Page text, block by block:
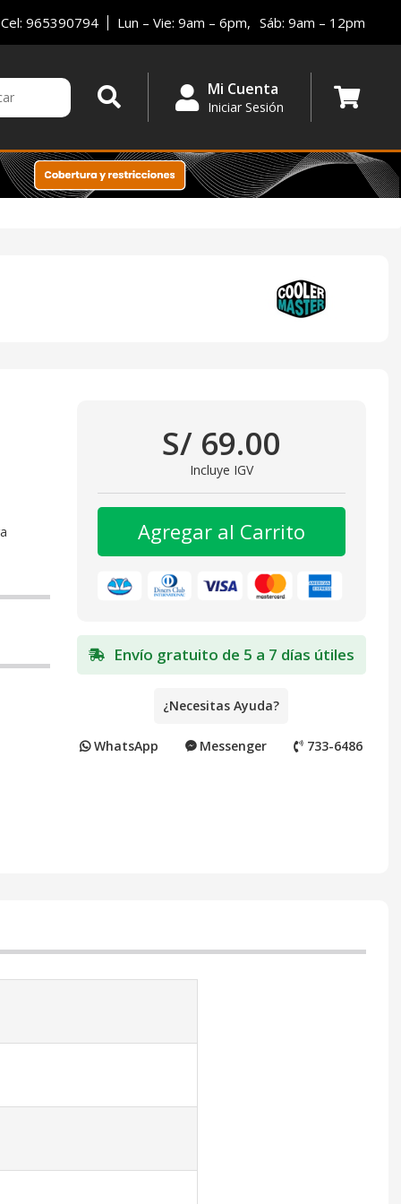
Cel: 965390794 Lun – Vie: 9am – 6pm, Sáb: 9am – 12pm
Mi Cuenta
Iniciar Sesión
S/ 69.00
Incluye IGV
Agregar al Carrito
Envío gratuito de 5 a 7 días útiles
¿Necesitas Ayuda?
WhatsApp Messenger 733-6486